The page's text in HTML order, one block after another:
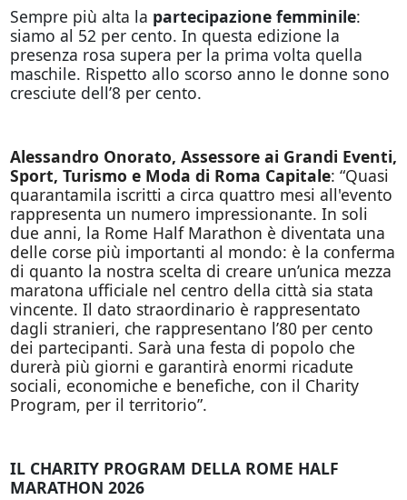
Sempre più alta la partecipazione femminile:
siamo al 52 per cento. In questa edizione la
presenza rosa supera per la prima volta quella
maschile. Rispetto allo scorso anno le donne sono
cresciute dell’8 per cento.
Alessandro Onorato, Assessore ai Grandi Eventi,
Sport, Turismo e Moda di Roma Capitale: “Quasi
quarantamila iscritti a circa quattro mesi all'evento
rappresenta un numero impressionante. In soli
due anni, la Rome Half Marathon è diventata una
delle corse più importanti al mondo: è la conferma
di quanto la nostra scelta di creare un’unica mezza
maratona ufficiale nel centro della città sia stata
vincente. Il dato straordinario è rappresentato
dagli stranieri, che rappresentano l’80 per cento
dei partecipanti. Sarà una festa di popolo che
durerà più giorni e garantirà enormi ricadute
sociali, economiche e benefiche, con il Charity
Program, per il territorio”.
IL CHARITY PROGRAM DELLA ROME HALF
MARATHON 2026